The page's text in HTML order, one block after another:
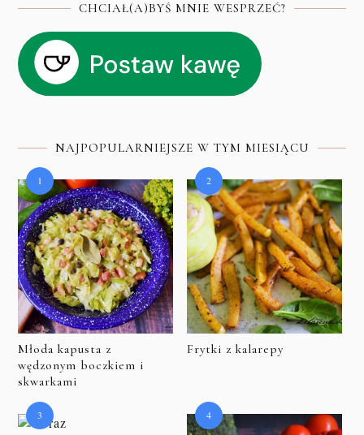
CHCIAŁ(A)BYŚ MNIE WESPRZEĆ?
NAJPOPULARNIEJSZE W TYM MIESIĄCU
Młoda kapusta z
wędzonym boczkiem i
skwarkami
Frytki z kalarepy